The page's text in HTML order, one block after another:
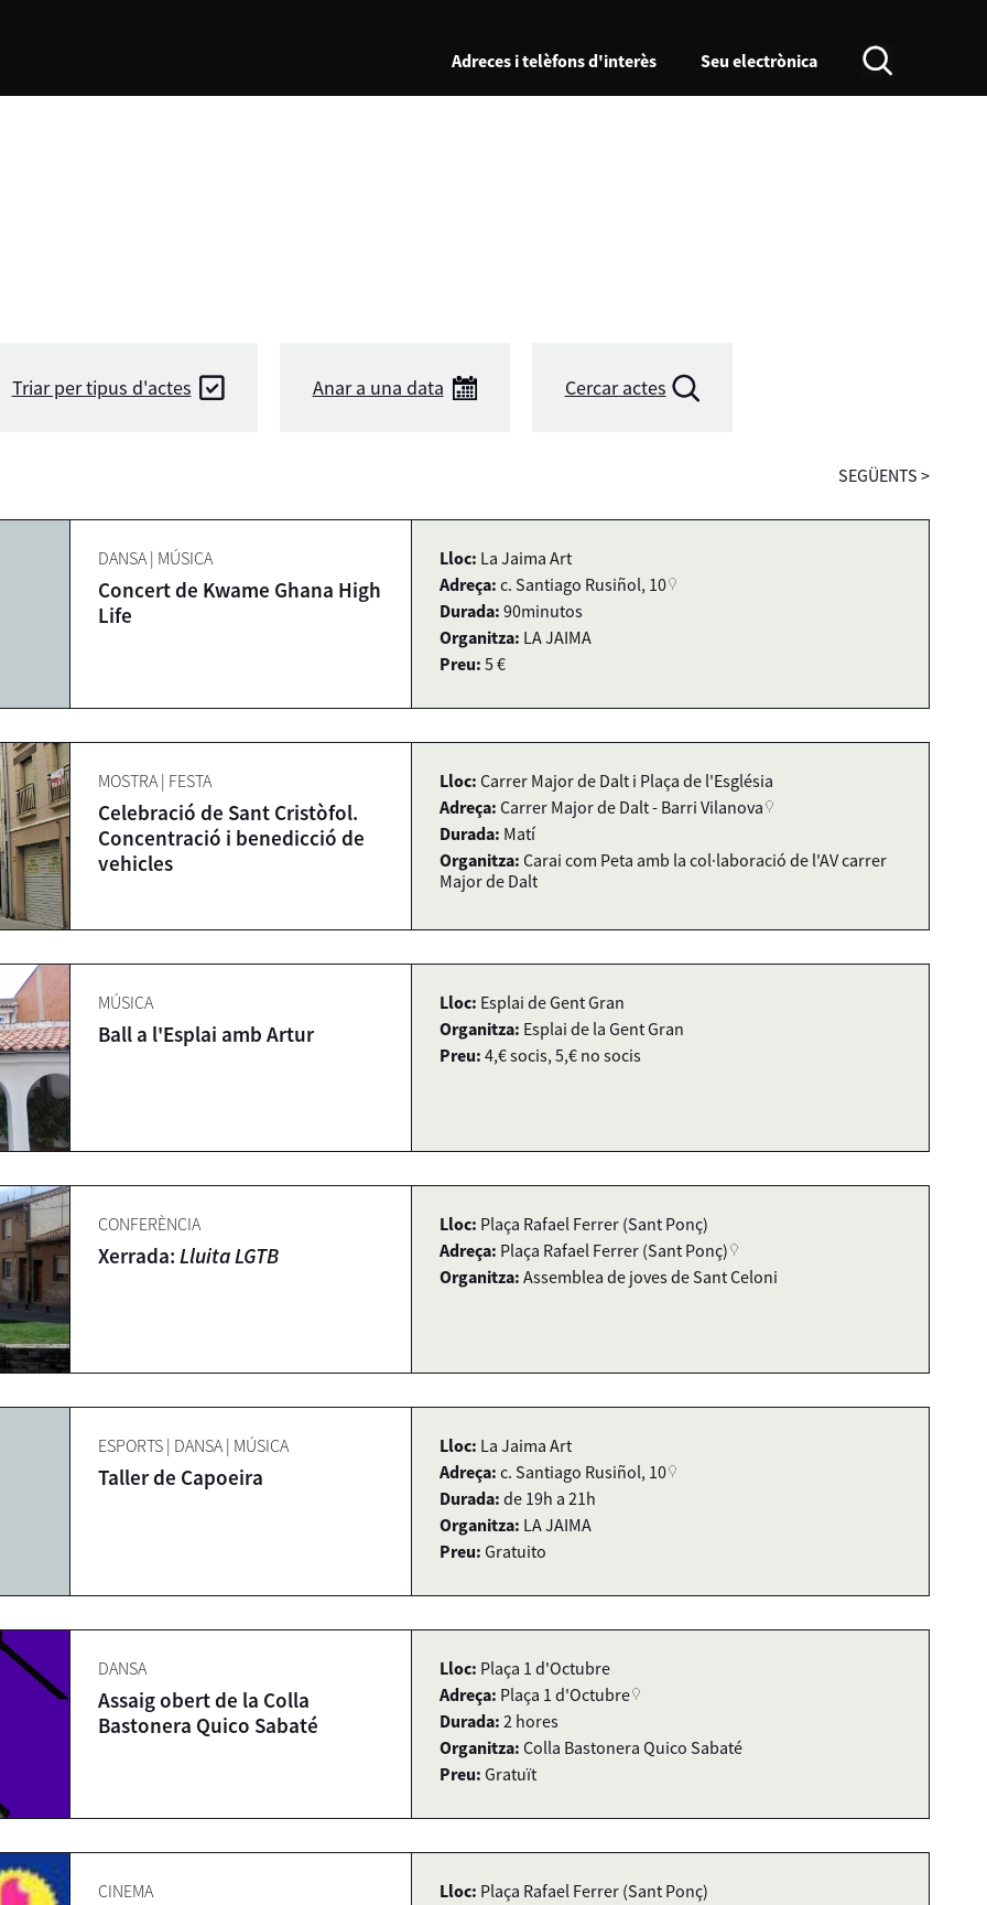
Adreces i telèfons d'interès Seu electrònica
Triar per tipus d'actes Anar a una data Cercar actes
SEGÜENTS >
DANSA | MÚSICA
Concert de Kwame Ghana High
Life
Lloc: La Jaima Art
Adreça: c. Santiago Rusiñol, 10
Durada: 90minutos
Organitza: LA JAIMA
Preu: 5 €
MOSTRA | FESTA
Celebració de Sant Cristòfol.
Concentració i benedicció de
vehicles
Lloc: Carrer Major de Dalt i Plaça de l'Església
Adreça: Carrer Major de Dalt - Barri Vilanova
Durada: Matí
Organitza: Carai com Peta amb la col·laboració de l'AV carrer
Major de Dalt
MÚSICA
Ball a l'Esplai amb Artur
Lloc: Esplai de Gent Gran
Organitza: Esplai de la Gent Gran
Preu: 4,€ socis, 5,€ no socis
CONFERÈNCIA
Xerrada: Lluita LGTB
Lloc: Plaça Rafael Ferrer (Sant Ponç)
Adreça: Plaça Rafael Ferrer (Sant Ponç)
Organitza: Assemblea de joves de Sant Celoni
ESPORTS | DANSA | MÚSICA
Taller de Capoeira
Lloc: La Jaima Art
Adreça: c. Santiago Rusiñol, 10
Durada: de 19h a 21h
Organitza: LA JAIMA
Preu: Gratuito
DANSA
Assaig obert de la Colla
Bastonera Quico Sabaté
Lloc: Plaça 1 d'Octubre
Adreça: Plaça 1 d'Octubre
Durada: 2 hores
Organitza: Colla Bastonera Quico Sabaté
Preu: Gratuït
CINEMA Lloc: Plaça Rafael Ferrer (Sant Ponç)